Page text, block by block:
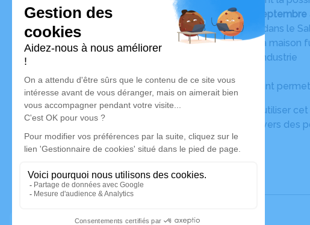
vendredi 05 septembre
Elle reposera dans le
L’adresse de la maison
263, Rue de l’industrie
Que ce moment
Vous pouvez utiliser
pensées à travers des
LEROND.